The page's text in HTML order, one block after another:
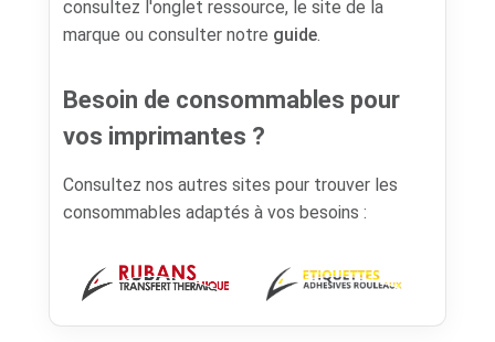
consultez l'onglet ressource, le site de la
marque ou consulter notre guide.
Besoin de consommables pour
vos imprimantes ?
Consultez nos autres sites pour trouver les
consommables adaptés à vos besoins :